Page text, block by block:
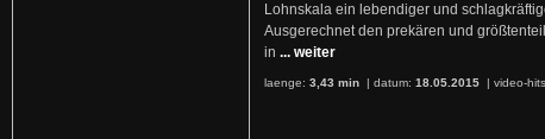
Lohnskala ein lebendiger und
Ausgerechnet den prekären und
in ... weiter
laenge: 3,43 min | datum: 18.05.2015 | video-